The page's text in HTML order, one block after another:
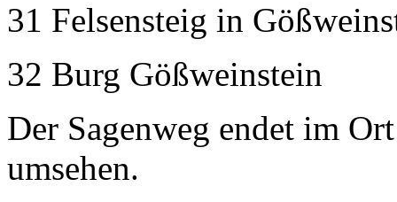
31 Felsensteig in
32 Burg Gößweinstein
Der Sagenweg endet im
umsehen.